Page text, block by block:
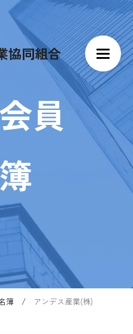
協同組合
員
簿 アンデス産業(株)